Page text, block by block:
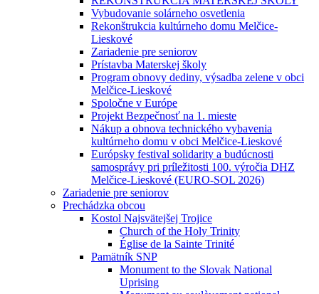
Vybudovanie solárneho osvetlenia
Rekonštrukcia kultúrneho domu Melčice-
Lieskové
Zariadenie pre seniorov
Prístavba Materskej školy
Program obnovy dediny, výsadba zelene v obci
Melčice-Lieskové
Spoločne v Európe
Projekt Bezpečnosť na 1. mieste
Nákup a obnova technického vybavenia
kultúrneho domu v obci Melčice-Lieskové
Európsky festival solidarity a budúcnosti
samosprávy pri príležitosti 100. výročia DHZ
Melčice-Lieskové (EURO-SOL 2026)
Zariadenie pre seniorov
Prechádzka obcou
Kostol Najsvätejšej Trojice
Church of the Holy Trinity
Église de la Sainte Trinité
Pamätník SNP
Monument to the Slovak National
Uprising